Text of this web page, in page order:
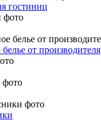
гостиниц
от производителя